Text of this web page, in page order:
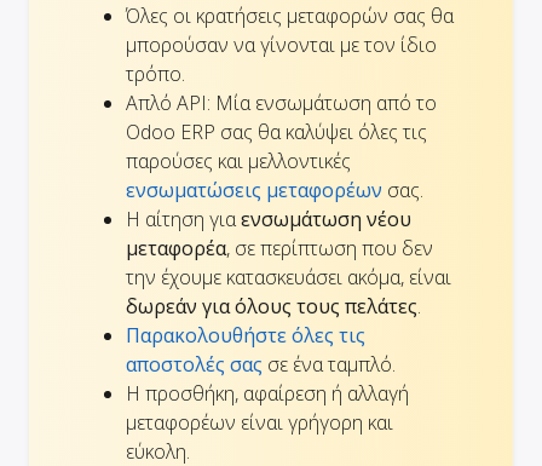
Όλες οι κρατήσεις μεταφορών σας θα
μπορούσαν να γίνονται με τον ίδιο
τρόπο.
Απλό API: Μία ενσωμάτωση από το
Odoo ERP σας θα καλύψει όλες τις
παρούσες και μελλοντικές
ενσωματώσεις μεταφορέων σας.
Η αίτηση γιαενσωμάτωση νέου
μεταφορέα, σε περίπτωση που δεν
την έχουμε κατασκευάσει ακόμα, είναι
δωρεάν για όλους τους πελάτες.
Παρακολουθήστε όλες τις
αποστολές σας σε ένα ταμπλό.
Η προσθήκη, αφαίρεση ή αλλαγή
μεταφορέων είναι γρήγορη και
εύκολη.